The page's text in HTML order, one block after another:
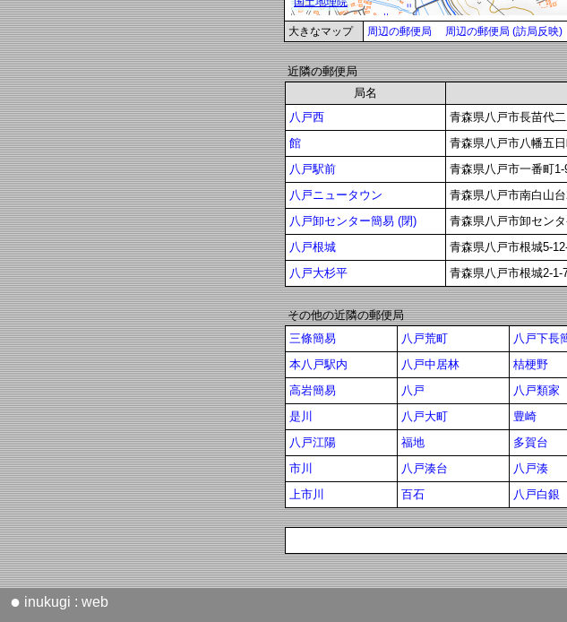
大きなマップ 周辺の郵便局 周辺の郵便局 (訪局反映)
近隣の郵便局
局名
八戸西
青森県八戸市長苗代
館
青森県八戸市八幡五
八戸駅前
青森県八戸市一番町1-
八戸ニュータウン
青森県八戸市南白山
八戸卸センター簡易 (閉)
青森県八戸市卸セン
八戸根城
青森県八戸市根城5-
八戸大杉平
青森県八戸市根城2-1-
その他の近隣の郵便局
三條簡易
八戸荒町 八戸下長
本八戸駅内
八戸中居林 桔梗野
高岩簡易
八戸 八戸類家
是川
八戸大町 豊崎
八戸江陽
福地 多賀台
市川
八戸湊台 八戸湊
上市川
百石 八戸白銀
● inukugi : web